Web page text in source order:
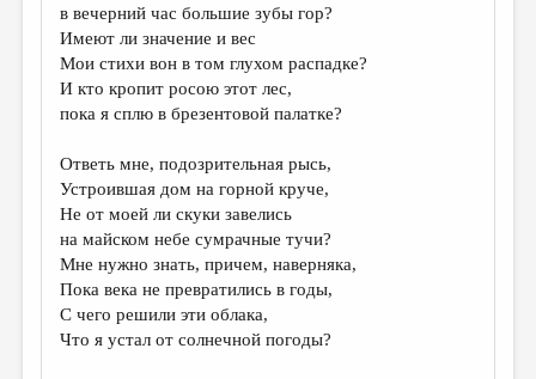
ОТДЕЛЫ И РУБРИКИ
ИЗБРАННОЕ
ДАЙДЖЕСТ
ПРОИЗВЕДЕНИЯ
ПЕРЕВОДЫ
КОНКУРСЫ
ДЕТСКАЯ КОМНАТА
КНИЖНАЯ ПОЛКА
в вечерний час большие зубы гор?
Имеют ли значение и вес
Мои стихи вон в том глухом распадке?
И кто кропит росою этот лес,
пока я сплю в брезентовой палатке?
Ответь мне, подозрительная рысь,
Устроившая дом на горной круче,
Не от моей ли скуки завелись
на майском небе сумрачные тучи?
Мне нужно знать, причем, наверняка,
Пока века не превратились в годы,
С чего решили эти облака,
Что я устал от солнечной погоды?